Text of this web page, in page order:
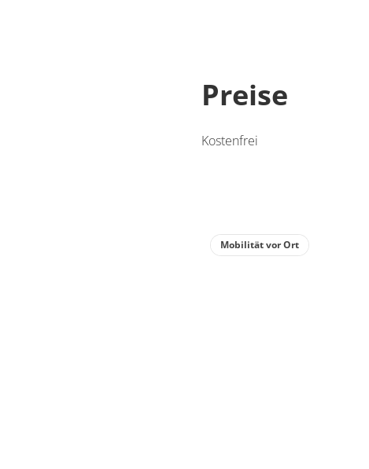
Preise
Kostenfrei
Mobilität vor Ort